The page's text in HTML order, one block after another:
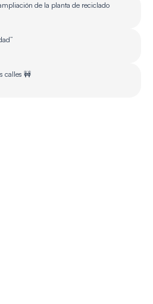
de la planta de reciclado
calles 🚧